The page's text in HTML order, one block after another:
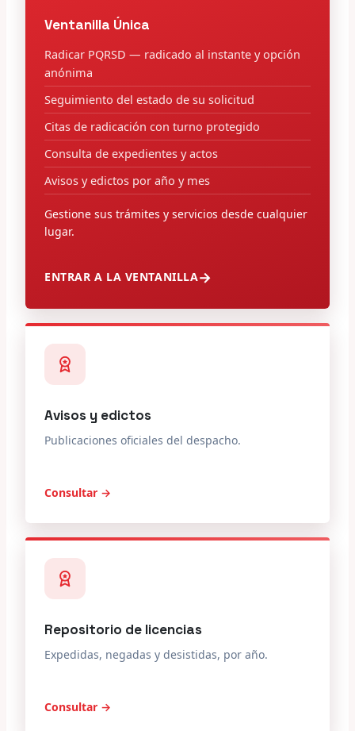
Ventanilla Única
Radicar PQRSD — radicado al instante y opción
anónima
Seguimiento del estado de su solicitud
Citas de radicación con turno protegido
Consulta de expedientes y actos
Avisos y edictos por año y mes
Gestione sus trámites y servicios desde cualquier
lugar.
ENTRAR A LA VENTANILLA
Avisos y edictos
Publicaciones oficiales del despacho.
Consultar →
Repositorio de licencias
Expedidas, negadas y desistidas, por año.
Consultar →